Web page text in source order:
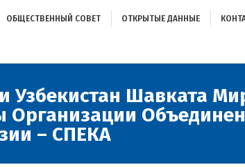
ОБЩЕСТВЕННЫЙ СОВЕТ ОТКРЫТЫЕ ДАННЫЕ
Узбекистан Шавката
Организации
– СПЕКА